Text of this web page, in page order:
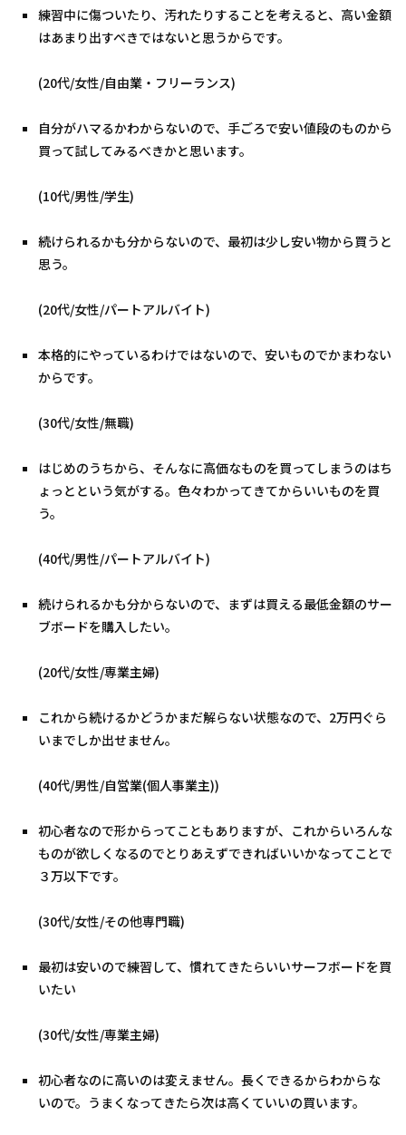
練習中に傷ついたり、汚れたりすることを考えると、高い金額
はあまり出すべきではないと思うからです。
(20代/女性/自由業・フリーランス)
自分がハマるかわからないので、手ごろで安い値段のものから
買って試してみるべきかと思います。
(10代/男性/学生)
続けられるかも分からないので、最初は少し安い物から買うと
思う。
(20代/女性/パートアルバイト)
本格的にやっているわけではないので、安いものでかまわない
からです。
(30代/女性/無職)
はじめのうちから、そんなに高価なものを買ってしまうのはち
ょっとという気がする。色々わかってきてからいいものを買
う。
(40代/男性/パートアルバイト)
続けられるかも分からないので、まずは買える最低金額のサー
ブボードを購入したい。
(20代/女性/専業主婦)
これから続けるかどうかまだ解らない状態なので、2万円ぐら
いまでしか出せません。
(40代/男性/自営業(個人事業主))
初心者なので形からってこともありますが、これからいろんな
ものが欲しくなるのでとりあえずできればいいかなってことで
３万以下です。
(30代/女性/その他専門職)
最初は安いので練習して、慣れてきたらいいサーフボードを買
いたい
(30代/女性/専業主婦)
初心者なのに高いのは変えません。長くできるからわからな
いので。うまくなってきたら次は高くていいの買います。